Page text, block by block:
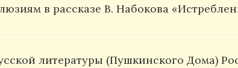
в рассказе В. Набокова
литературы (Пушкинского Дома)